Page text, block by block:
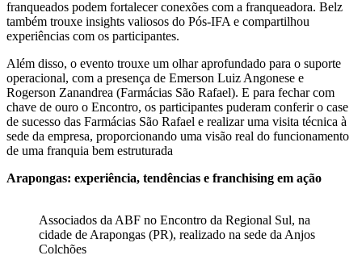
franqueados podem fortalecer conexões com a franqueadora. Belz
também trouxe insights valiosos do Pós-IFA e compartilhou
experiências com os participantes.
Além disso, o evento trouxe um olhar aprofundado para o suporte
operacional, com a presença de Emerson Luiz Angonese e
Rogerson Zanandrea (Farmácias São Rafael). E para fechar com
chave de ouro o Encontro, os participantes puderam conferir o case
de sucesso das Farmácias São Rafael e realizar uma visita técnica à
sede da empresa, proporcionando uma visão real do funcionamento
de uma franquia bem estruturada
Arapongas: experiência, tendências e franchising em ação
Associados da ABF no Encontro da Regional Sul, na
cidade de Arapongas (PR), realizado na sede da Anjos
Colchões